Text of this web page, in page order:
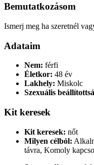
Bemutatkozásom
Ismerj meg ha szeretnél
Adataim
Nem: férfi
Életkor: 48 év
Lakhely: Miskolc
Szexuális
Kit keresek
Kit keresek: nőt
Milyen célból:
távra, Komoly